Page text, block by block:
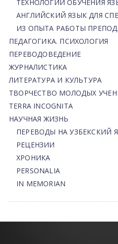
ТЕХНОЛОГИИ ОБУЧЕНИЯ
АНГЛИЙСКИЙ ЯЗЫК ДЛЯ
ИЗ ОПЫТА РАБОТЫ
ПЕДАГОГИКА. ПСИХОЛОГИЯ
ПЕРЕВОДОВЕДЕНИЕ
ЖУРНАЛИСТИКА
ЛИТЕРАТУРА И КУЛЬТУРА
ТВОРЧЕСТВО МОЛОДЫХ
TERRA INCOGNITA
НАУЧНАЯ ЖИЗНЬ
ПЕРЕВОДЫ НА УЗБЕКСКИЙ
РЕЦЕНЗИИ
ХРОНИКА
PERSONALIA
IN MEMORIAN